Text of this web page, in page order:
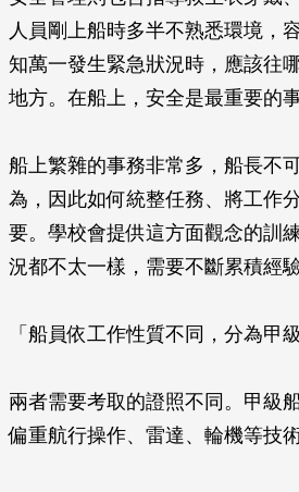
人員剛上船時多半不熟悉環境，
知萬一發生緊急狀況時，應該往
地方。在船上，安全是最重要的事
船上繁雜的事務非常多，船長不
為，因此如何統整任務、將工作
要。學校會提供這方面觀念的訓
況都不太一樣，需要不斷累積經驗
「船員依工作性質不同，分為甲
兩者需要考取的證照不同。甲級
偏重航行操作、雷達、輪機等技